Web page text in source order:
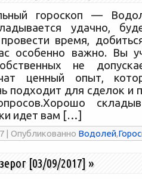
гороскоп —
удачно,
время,
особенно важно. Вы
не
ценный опыт,
подходит для сделок и
идет вам […]
| Опубликованно Водолей,
[03/09/2017] »